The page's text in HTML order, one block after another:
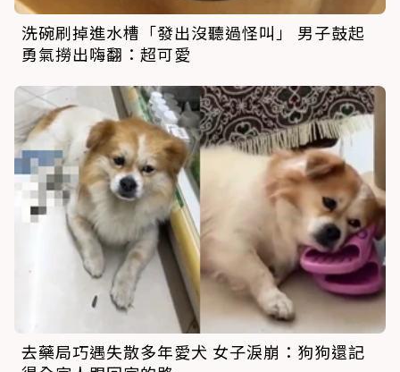
洗碗刷掉進水槽「發出沒聽過怪叫」 男子鼓起
勇氣撈出嗨翻：超可愛
去藥局巧遇失散多年愛犬 女子淚崩：狗狗還記